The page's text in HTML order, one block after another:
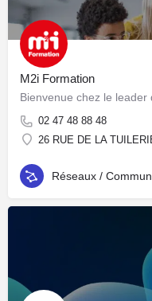
M2i Formation
02 47 48 88 48
26 RUE DE LA
Réseaux /